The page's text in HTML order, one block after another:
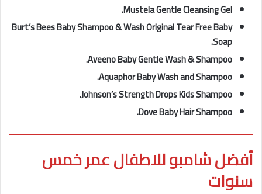
Mustela Gentle Cleansing Gel.
Burt’s Bees Baby Shampoo & Wash Original Tear Free Baby
Soap.
Aveeno Baby Gentle Wash & Shampoo.
Aquaphor Baby Wash and Shampoo.
Johnson’s Strength Drops Kids Shampoo.
Dove Baby Hair Shampoo.
أفضل شامبو للاطفال عمر خمس
سنوات